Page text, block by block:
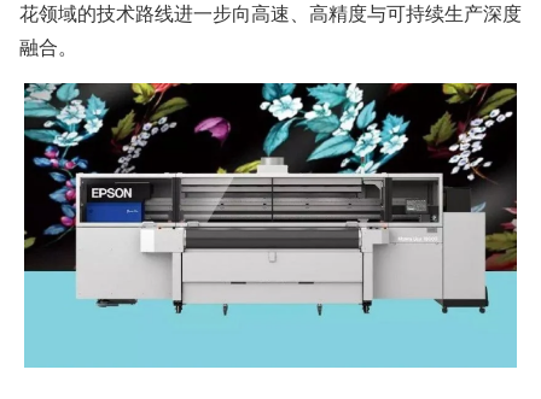
花领域的技术路线进一步向高速、高精度与可持续生产深度
融合。